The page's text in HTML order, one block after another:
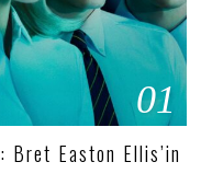
01
Bret Easton Ellis’in